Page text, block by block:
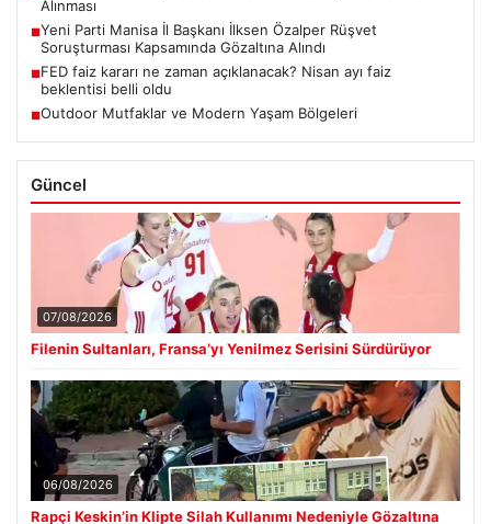
Alınması
■Yeni Parti Manisa İl Başkanı İlksen Özalper Rüşvet
Soruşturması Kapsamında Gözaltına Alındı
■FED faiz kararı ne zaman açıklanacak? Nisan ayı faiz
beklentisi belli oldu
■Outdoor Mutfaklar ve Modern Yaşam Bölgeleri
Güncel
07/08/2026
Filenin Sultanları, Fransa’yı Yenilmez Serisini Sürdürüyor
06/08/2026
Rapçi Keskin’in Klipte Silah Kullanımı Nedeniyle Gözaltına